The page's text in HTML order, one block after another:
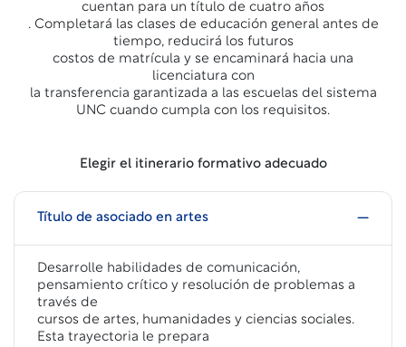
cuentan para un título de cuatro años
. Completará las clases de educación general antes de
tiempo, reducirá los futuros
costos de matrícula y se encaminará hacia una
licenciatura con
la transferencia garantizada a las escuelas del sistema
UNC cuando cumpla con los requisitos.
Elegir el itinerario formativo adecuado
Título de asociado en artes
Desarrolle habilidades de comunicación,
pensamiento crítico y resolución de problemas a
través de
cursos de artes, humanidades y ciencias sociales.
Esta trayectoria le prepara